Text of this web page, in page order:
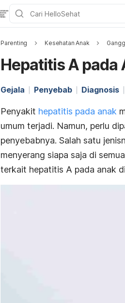
Parenting Kesehatan Anak
Hepatitis A pada
Gejala Penyebab Diagnosis
Penyakit hepatitis pada anak
umum terjadi. Namun, perlu
penyebabnya. Salah satu
menyerang siapa saja di
terkait hepatitis A pada anak